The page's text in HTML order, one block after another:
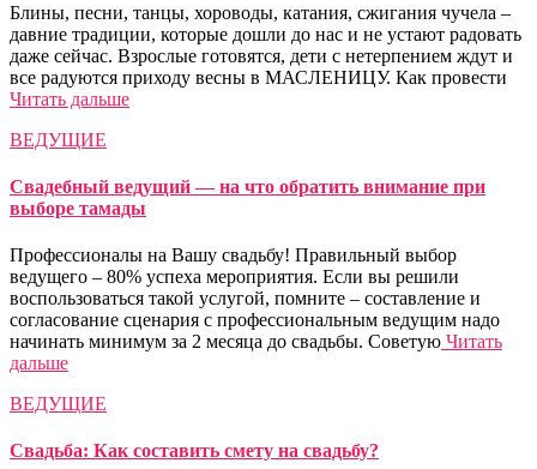
Блины, песни, танцы, хороводы, катания, сжигания чучела –
давние традиции, которые дошли до нас и не устают радовать
даже сейчас. Взрослые готовятся, дети с нетерпением ждут и
все радуются приходу весны в МАСЛЕНИЦУ. Как провести
Читать дальше
ВЕДУЩИЕ
Свадебный ведущий — на что обратить внимание при
выборе тамады
Профессионалы на Вашу свадьбу! Правильный выбор
ведущего – 80% успеха мероприятия. Если вы решили
воспользоваться такой услугой, помните – составление и
согласование сценария с профессиональным ведущим надо
начинать минимум за 2 месяца до свадьбы. Советую Читать
дальше
ВЕДУЩИЕ
Свадьба: Как составить смету на свадьбу?